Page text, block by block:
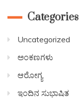
Categories
Uncategorized
ಅಂಕಣಗಳು
ಆರೋಗ್ಯ
ಇಂದಿನ ಸುಭಾಷಿತ